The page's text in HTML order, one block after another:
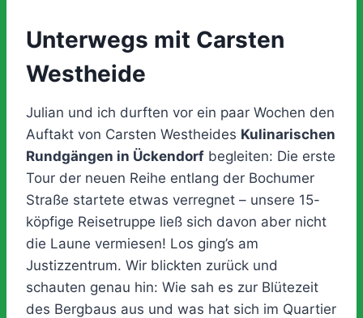
Unterwegs mit Carsten
Westheide
Julian und ich durften vor ein paar Wochen den
Auftakt von Carsten Westheides Kulinarischen
Rundgängen in Ückendorf begleiten: Die erste
Tour der neuen Reihe entlang der Bochumer
Straße startete etwas verregnet – unsere 15-
köpfige Reisetruppe ließ sich davon aber nicht
die Laune vermiesen! Los ging’s am
Justizzentrum. Wir blickten zurück und
schauten genau hin: Wie sah es zur Blütezeit
des Bergbaus aus und was hat sich im Quartier